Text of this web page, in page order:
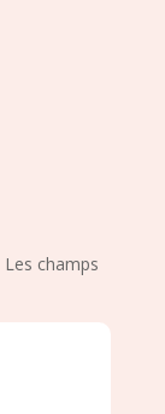
Les champs